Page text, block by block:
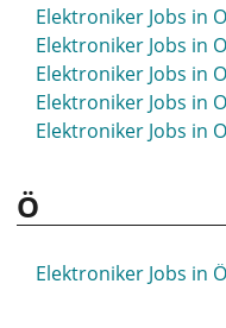
Elektroniker Jobs in
Elektroniker Jobs in
Elektroniker Jobs in
Elektroniker Jobs in
Elektroniker Jobs in
Ö
Elektroniker Jobs in